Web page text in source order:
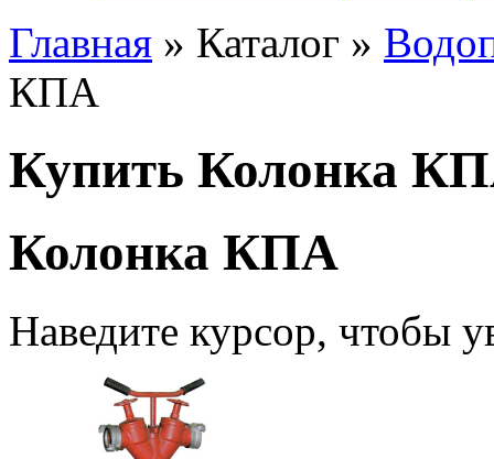
Главная » Каталог »
КПА
Купить Колонка
Колонка КПА
Наведите курсор, чтобы